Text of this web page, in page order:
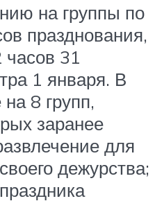
на группы по
празднования,
31
1 января. В
8 групп,
заранее
для
дежурства;